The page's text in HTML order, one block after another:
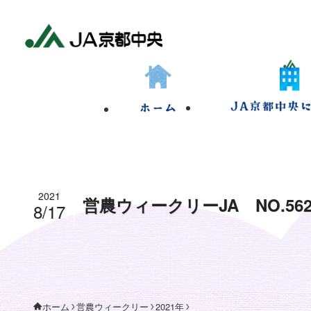
営農ウィークリーJA
2021
8/17
ホーム 営農ウィークリー 2021年